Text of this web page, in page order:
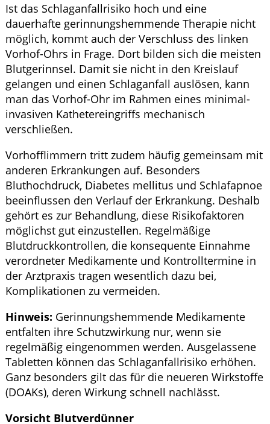
Ist das Schlaganfallrisiko hoch und eine
dauerhafte gerinnungshemmende Therapie nicht
möglich, kommt auch der Verschluss des linken
Vorhof-Ohrs in Frage. Dort bilden sich die meisten
Blutgerinnsel. Damit sie nicht in den Kreislauf
gelangen und einen Schlaganfall auslösen, kann
man das Vorhof-Ohr im Rahmen eines minimal-
invasiven Kathetereingriffs mechanisch
verschließen.
Vorhofflimmern tritt zudem häufig gemeinsam mit
anderen Erkrankungen auf. Besonders
Bluthochdruck, Diabetes mellitus und Schlafapnoe
beeinflussen den Verlauf der Erkrankung. Deshalb
gehört es zur Behandlung, diese Risikofaktoren
möglichst gut einzustellen. Regelmäßige
Blutdruckkontrollen, die konsequente Einnahme
verordneter Medikamente und Kontrolltermine in
der Arztpraxis tragen wesentlich dazu bei,
Komplikationen zu vermeiden.
Hinweis: Gerinnungshemmende Medikamente
entfalten ihre Schutzwirkung nur, wenn sie
regelmäßig eingenommen werden. Ausgelassene
Tabletten können das Schlaganfallrisiko erhöhen.
Ganz besonders gilt das für die neueren Wirkstoffe
(DOAKs), deren Wirkung schnell nachlässt.
Vorsicht Blutverdünner